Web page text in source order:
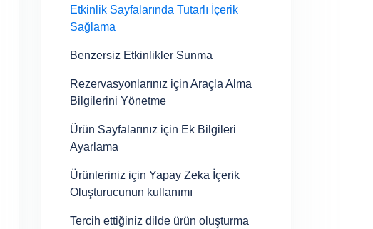
Etkinlik Sayfalarında Tutarlı İçerik
Sağlama
Benzersiz Etkinlikler Sunma
Rezervasyonlarınız için Araçla Alma
Bilgilerini Yönetme
Ürün Sayfalarınız için Ek Bilgileri
Ayarlama
Ürünleriniz için Yapay Zeka İçerik
Oluşturucunun kullanımı
Tercih ettiğiniz dilde ürün oluşturma